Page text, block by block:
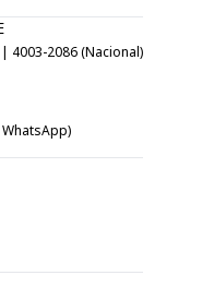
4003-2086 (Nacional)